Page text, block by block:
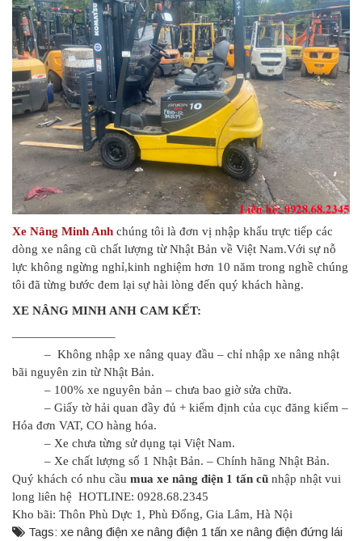
Xe Nâng Minh Anh chúng tôi là đơn vị nhập khẩu trực tiếp các
dòng xe nâng cũ chất lượng từ Nhật Bản về Việt Nam.Với sự nỗ
lực không ngừng nghỉ,kinh nghiệm hơn 10 năm trong nghề chúng
tôi đã từng bước đem lại sự hài lòng đến quý khách hàng.
ΧΕ ΝÂΝG MINH ANH CAM KẾT:
————————–
– Không nhập xe nâng quay đầu – chỉ nhập xe nâng nhật
bãi nguyên zin từ Nhật Bản.
– 100% xe nguyên bản – chưa bao giờ sửa chữa.
– Giấy tờ hải quan đầy đủ + kiểm định của cục đăng kiểm –
Hóa đơn VAT, CO hàng hóa.
– Xe chưa từng sử dụng tại Việt Nam.
– Xe chất lượng số 1 Nhật Bản. – Chính hãng Nhật Bản.
Quý khách có nhu cầu mua xe nâng điện 1 tấn cũ nhập nhật vui
long liên hệ HOTLINE: 0928.68.2345
Kho bãi: Thôn Phù Dực 1, Phù Đổng, Gia Lâm, Hà Nội
Tags: xe nâng điện xe nâng điện 1 tấn xe nâng điện đứng lái